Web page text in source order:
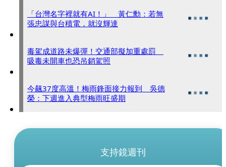
「台灣名字裡就有AI！」 黃仁勳：若無
張忠謀與台積電，就沒輝達
毒駕成道路未爆彈！交通部擬加重處罰
吸毒未開車也恐吊銷駕照
今飆37度高溫！梅雨鋒面接力報到 吳德
榮：下週進入典型梅雨旺盛期
支持鏡週刊